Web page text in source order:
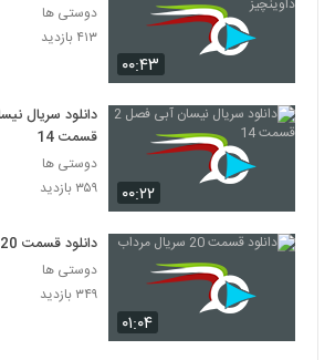
۰۰:۴۳
دوستی ها
۴۱۳ بازدید
۰۰:۲۲
قسمت 14
دوستی ها
۳۵۹ بازدید
۰۱:۰۴
دانلود قسمت 20 سریال مرداب
دوستی ها
۳۴۹ بازدید